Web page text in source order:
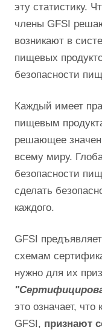
эту статистику.
члены GFSI
возникают в
пищевых
безопасности
Каждый имеет
пищевым
решающее
всему миру.
безопасности
сделать
каждого.
GFSI
схемам
нужно для их
это означает,
GFSI, признают